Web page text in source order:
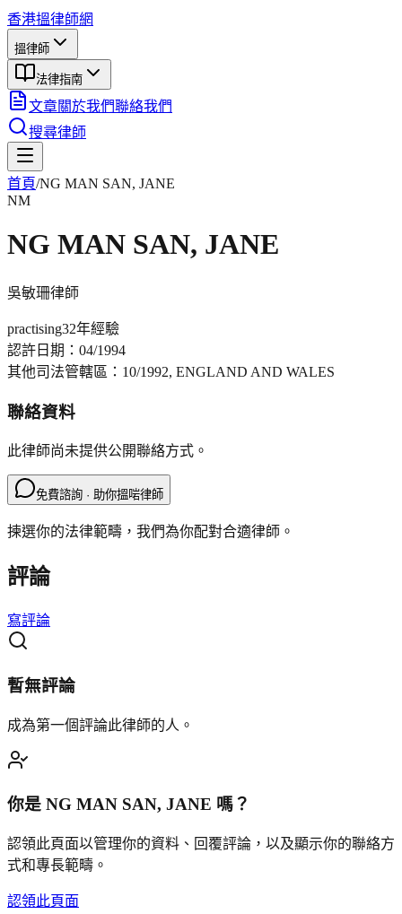
香港搵律師網
搵律師
法律指南
文章關於我們聯絡我們
搜尋律師
首頁/NG MAN SAN, JANE
NM
NG MAN SAN, JANE
吳敏珊律師
practising32年經驗
認許日期： 04/1994
其他司法管轄區： 10/1992, ENGLAND AND WALES
聯絡資料
此律師尚未提供公開聯絡方式。
免費諮詢 · 助你搵啱律師
揀選你的法律範疇，我們為你配對合適律師。
評論
寫評論
暫無評論
成為第一個評論此律師的人。
你是 NG MAN SAN, JANE 嗎？
認領此頁面以管理你的資料、回覆評論，以及顯示你的聯絡方
式和專長範疇。
認領此頁面